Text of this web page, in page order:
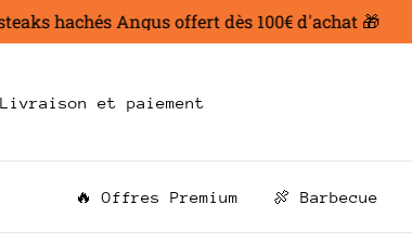
Aller
au
hachés Angus offert dès 100€ d'achat 🎁
Livraison et paiement
🔥 Offres Premium 🍖 Barbecue